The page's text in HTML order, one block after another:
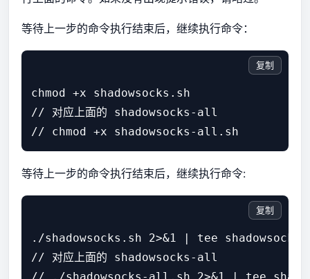
等待上一步的命令执行结束后，继续执行命令：
chmod +x shadowsocks.sh
// 对应上面的 shadowsocks-all
复制
等待上一步的命令执行结束后，继续执行命令:
./shadowsocks.sh 2>&1 | tee
// 对应上面的 shadowsocks-all
复制